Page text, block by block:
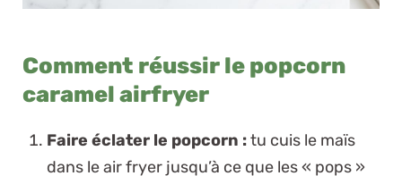
Comment réussir le popcorn
caramel airfryer
Faire éclater le popcorn :tu cuis le maïs
dans le air fryer jusqu’à ce que les « pops »